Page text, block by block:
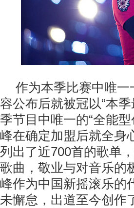
作为本季比赛中唯
容公布后就被冠以“本
季节目中唯一的“全能
峰在确定加盟后就全身
列出了近700首的歌单
歌曲，敬业与对音乐的
峰作为中国新摇滚乐的
未懈怠，出道至今创作